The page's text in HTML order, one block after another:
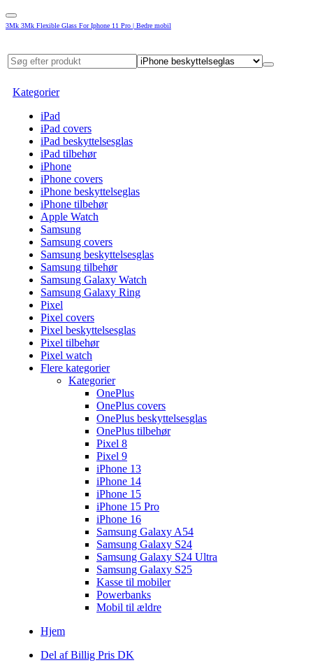
3Mk 3Mk Flexible Glass For Iphone 11 Pro | Bedre mobil
Kategorier
iPad
iPad covers
iPad beskyttelsesglas
iPad tilbehør
iPhone
iPhone covers
iPhone beskyttelseglas
iPhone tilbehør
Apple Watch
Samsung
Samsung covers
Samsung beskyttelsesglas
Samsung tilbehør
Samsung Galaxy Watch
Samsung Galaxy Ring
Pixel
Pixel covers
Pixel beskyttelsesglas
Pixel tilbehør
Pixel watch
Flere kategorier
Kategorier
OnePlus
OnePlus covers
OnePlus beskyttelsesglas
OnePlus tilbehør
Pixel 8
Pixel 9
iPhone 13
iPhone 14
iPhone 15
iPhone 15 Pro
iPhone 16
Samsung Galaxy A54
Samsung Galaxy S24
Samsung Galaxy S24 Ultra
Samsung Galaxy S25
Kasse til mobiler
Powerbanks
Mobil til ældre
Hjem
Del af Billig Pris DK